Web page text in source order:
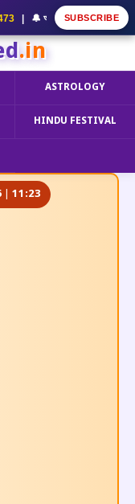
আমার YouTube Channel
SUBSCRIBE
.in
ASTROLOGY
HINDU FESTIVAL
| 11:23